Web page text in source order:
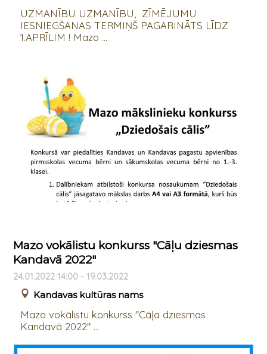
UZMANĪBU UZMANĪBU, ZĪMĒJUMU
IESNIEGŠANAS TERMIŅŠ PAGARINĀTS LĪDZ
1.APRĪLIM ! Mazo ...
Mazo vokālistu konkurss "Cāļu dziesmas
Kandavā 2022"
24.01.2022 14:00 - 19.03.2022
Kandavas kultūras nams
Mazo vokālistu konkurss "Cāļa dziesmas
Kandavā 2022" ...